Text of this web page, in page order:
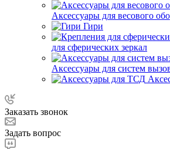
Аксессуары для весового
Гири
для сферических зеркал
Аксессуары для систем
Заказать звонок
Задать вопрос